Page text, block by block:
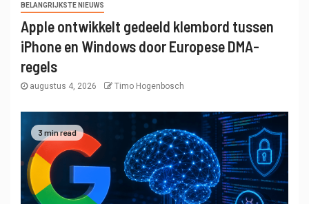
BELANGRIJKSTE NIEUWS
Apple ontwikkelt gedeeld klembord tussen
iPhone en Windows door Europese DMA-
regels
augustus 4, 2026 Timo Hogenbosch
3 min read